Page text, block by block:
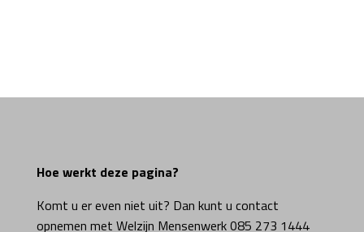
Hoe werkt deze pagina?
Komt u er even niet uit? Dan kunt u contact
opnemen met Welzijn Mensenwerk 085 273 1444